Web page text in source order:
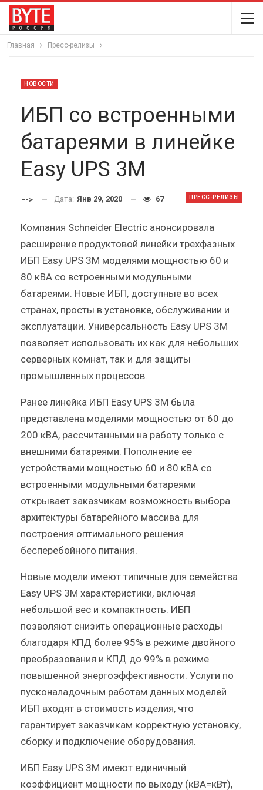
Главная Пресс-релизы
НОВОСТИ
ИБП со встроенными
батареями в линейке
Easy UPS 3M
ПРЕСС-РЕЛИЗЫ
--> Дата: Янв 29, 2020 67
Компания Schneider Electric анонсировала
расширение продуктовой линейки трехфазных
ИБП Easy UPS 3M моделями мощностью 60 и
80 кВА со встроенными модульными
батареями. Новые ИБП, доступные во всех
странах, просты в установке, обслуживании и
эксплуатации. Универсальность Easy UPS 3M
позволяет использовать их как для небольших
серверных комнат, так и для защиты
промышленных процессов.
Ранее линейка ИБП Еasy UPS 3M была
представлена моделями мощностью от 60 до
200 кВА, рассчитанными на работу только с
внешними батареями. Пополнение ее
устройствами мощностью 60 и 80 кВА со
встроенными модульными батареями
открывает заказчикам возможность выбора
архитектуры батарейного массива для
построения оптимального решения
бесперебойного питания.
Новые модели имеют типичные для семейства
Easy UPS 3M характеристики, включая
небольшой вес и компактность. ИБП
позволяют снизить операционные расходы
благодаря КПД более 95% в режиме двойного
преобразования и КПД до 99% в режиме
повышенной энергоэффективности. Услуги по
пусконаладочным работам данных моделей
ИБП входят в стоимость изделия, что
гарантирует заказчикам корректную установку,
сборку и подключение оборудования.
ИБП Easy UPS 3M имеют единичный
коэффициент мощности по выходу (кВА=кВт),